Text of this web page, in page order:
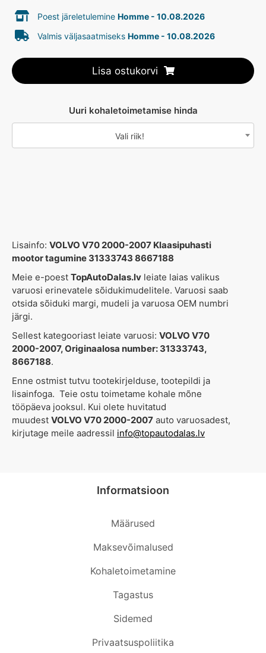
Poest järeletulemine Homme - 10.08.2026
Valmis väljasaatmiseks Homme - 10.08.2026
Lisa ostukorvi
Uuri kohaletoimetamise hinda
Vali riik!
Lisainfo: VOLVO V70 2000-2007 Klaasipuhasti
mootor tagumine 31333743 8667188
Meie e-poest TopAutoDalas.lv leiate laias valikus
varuosi erinevatele sõidukimudelitele. Varuosi saab
otsida sõiduki margi, mudeli ja varuosa OEM numbri
järgi.
Sellest kategooriast leiate varuosi: VOLVO V70
2000-2007, Originaalosa number: 31333743,
8667188.
Enne ostmist tutvu tootekirjelduse, tootepildi ja
lisainfoga. Teie ostu toimetame kohale mõne
tööpäeva jooksul. Kui olete huvitatud
muudest VOLVO V70 2000-2007 auto varuosadest,
kirjutage meile aadressil info@topautodalas.lv
Informatsioon
Määrused
Maksevõimalused
Kohaletoimetamine
Tagastus
Sidemed
Privaatsuspoliitika